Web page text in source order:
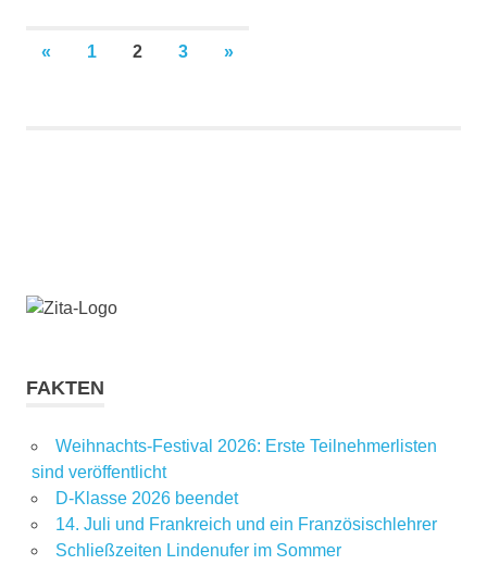
Seitennummerierung
« VORHERIGE
1 2 3
NÄCHSTE
»
FAKTEN
Weihnachts-Festival 2026: Erste Teilnehmerlisten
sind veröffentlicht
D-Klasse 2026 beendet
14. Juli und Frankreich und ein Französischlehrer
Schließzeiten Lindenufer im Sommer